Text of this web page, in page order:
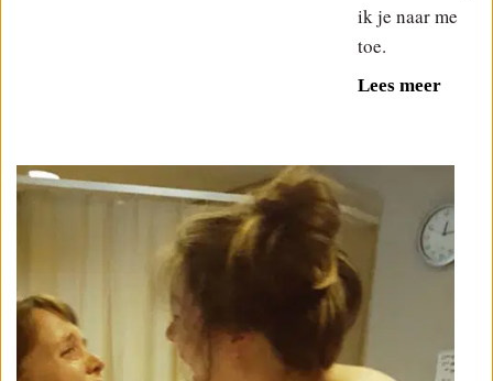
ik je naar me
toe.
Lees meer